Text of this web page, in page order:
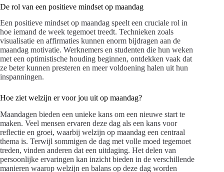
De rol van een positieve mindset op maandag
Een positieve mindset op maandag speelt een cruciale rol in
hoe iemand de week tegemoet treedt. Technieken zoals
visualisatie en affirmaties kunnen enorm bijdragen aan de
maandag motivatie. Werknemers en studenten die hun weken
met een optimistische houding beginnen, ontdekken vaak dat
ze beter kunnen presteren en meer voldoening halen uit hun
inspanningen.
Hoe ziet welzijn er voor jou uit op maandag?
Maandagen bieden een unieke kans om een nieuwe start te
maken. Veel mensen ervaren deze dag als een kans voor
reflectie en groei, waarbij welzijn op maandag een centraal
thema is. Terwijl sommigen de dag met volle moed tegemoet
treden, vinden anderen dat een uitdaging. Het delen van
persoonlijke ervaringen kan inzicht bieden in de verschillende
manieren waarop welzijn en balans op deze dag worden